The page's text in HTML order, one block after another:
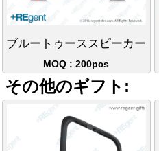
ブルートゥーススピーカー
MOQ : 200pcs
その他のギフト: